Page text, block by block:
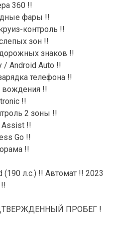
360 !!
фары !!
контроль !!
зон !!
знаков !!
/ Android Auto !!
телефона !!
!!
!!
2 зоны !!
Assist !!
Go !!
!!
(190 л.с.) !! Автомат !! 2023
!!
ПРОБЕГ !